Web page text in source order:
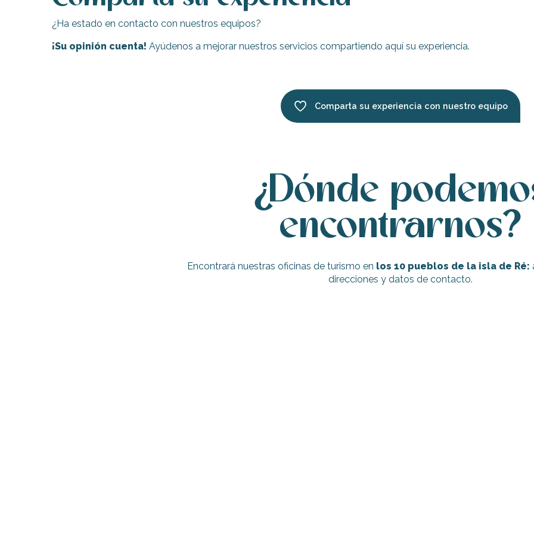
¿Ha estado en contacto con nuestros equipos?
¡Su opinión cuenta! Ayúdenos a mejorar nuestros servicios compartiendo aquí su experiencia.
Comparta su experiencia con nuestro equipo
¿Dónde
encontrarnos?
Encontrará nuestras oficinas de turismo en los 10 pueblos de la isla de Ré:
direcciones y datos de contacto.